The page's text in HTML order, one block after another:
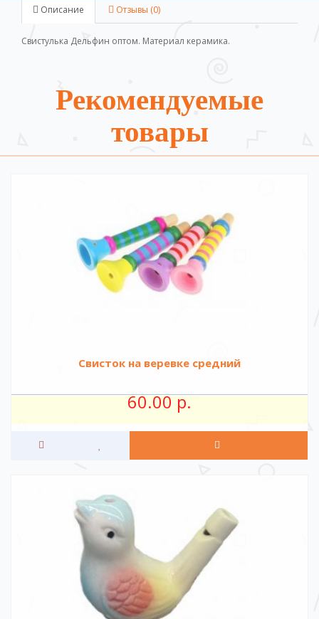
Описание Отзывы (0)
Свистулька Дельфин оптом. Материал керамика.
Рекомендуемые
товары
Свисток на веревке средний
60.00 р.